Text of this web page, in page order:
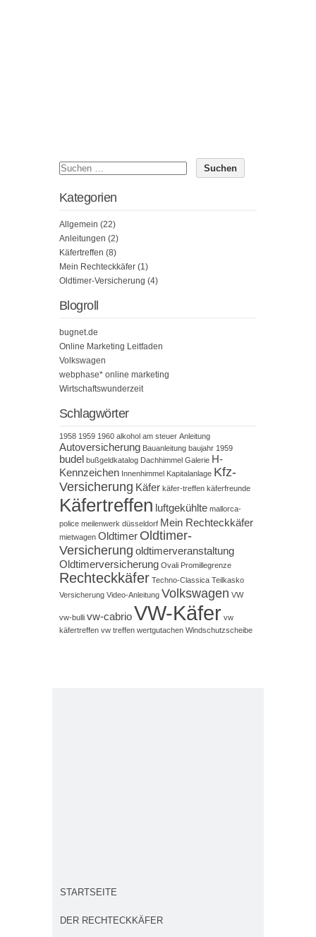
Kategorien
Allgemein (22)
Anleitungen (2)
Käfertreffen (8)
Mein Rechteckkäfer (1)
Oldtimer-Versicherung (4)
Blogroll
bugnet.de
Online Marketing Leitfaden
Volkswagen
webphase* online marketing
Wirtschaftswunderzeit
Schlagwörter
1958 1959 1960 alkohol am steuer Anleitung
Autoversicherung Bauanleitung baujahr 1959
budel bußgeldkatalog Dachhimmel Galerie H-
Kennzeichen Innenhimmel Kapitalanlage Kfz-
Versicherung Käfer käfer-treffen käferfreunde
Käfertreffen luftgekühlte mallorca-
police meilenwerk düsseldorf Mein Rechteckkäfer
mietwagen Oldtimer Oldtimer-
Versicherung oldtimerveranstaltung
Oldtimerversicherung Ovali Promillegrenze
Rechteckkäfer Techno-Classica Teilkasko
Versicherung Video-Anleitung Volkswagen VW
vw-bulli vw-cabrioVW-Käfer vw
käfertreffen vw treffen wertgutachen Windschutzscheibe
STARTSEITE
DER RECHTECKKÄFER